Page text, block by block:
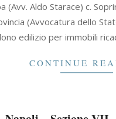
(Avv. Aldo Starace) c.
(Avvocatura dello
edilizio per immobili
CONTINUE